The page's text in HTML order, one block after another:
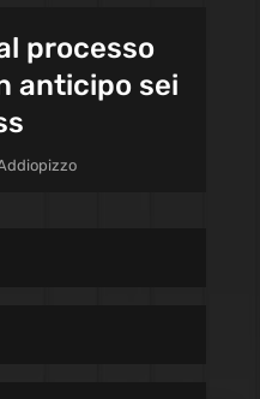
processo
anticipo sei